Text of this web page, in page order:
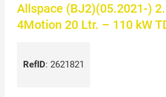
Allspace (BJ2)(05.2021-)
4Motion 20 Ltr. – 110 kW
RefID: 2621821